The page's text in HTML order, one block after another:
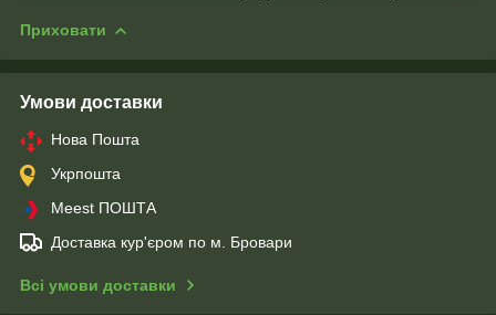
Приховати
Умови доставки
Нова Пошта
Укрпошта
Meest ПОШТА
Доставка кур'єром по м. Бровари
Всі умови доставки